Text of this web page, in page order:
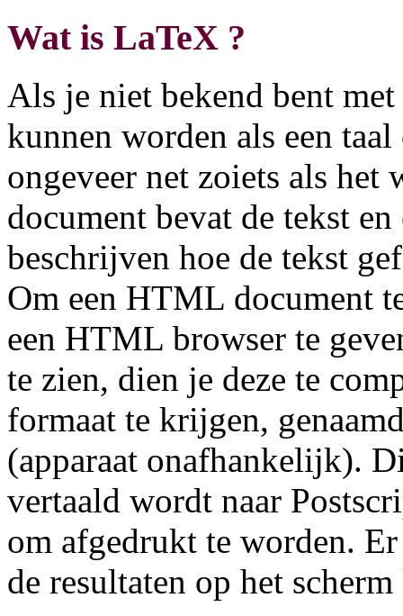
Wat is LaTeX ?
Als je niet bekend bent
kunnen worden als een
ongeveer net zoiets als
document bevat de tekst
beschrijven hoe de tekst
Om een HTML document
een HTML browser te
te zien, dien je deze te
formaat te krijgen,
(apparaat onafhankelijk).
vertaald wordt naar
om afgedrukt te worden.
de resultaten op het